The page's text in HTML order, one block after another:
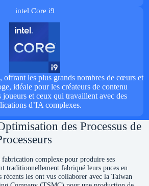
intel Core i9
offrant les plus grands nombres de cœurs et
idéale pour les créateurs de contenu
joueurs et ceux qui travaillent avec des
d’IA complexes.
des Processus de
complexe pour produire ses
traditionnellement fabriqué leurs puces en
récents les ont vus collaborer avec la Taiwan